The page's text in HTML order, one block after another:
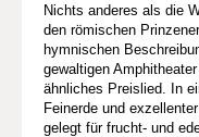
Nichts anderes als die
den römischen
hymnischen
gewaltigen
ähnliches Preislied. In
Feinerde und
gelegt für frucht- und